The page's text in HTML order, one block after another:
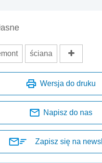
Udostępnij
Oceń jakość naszego